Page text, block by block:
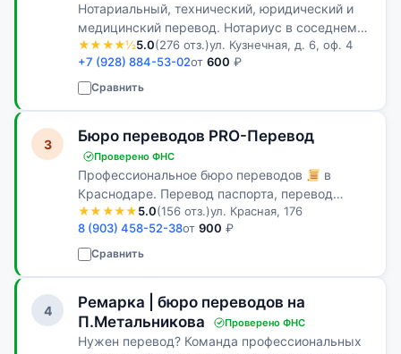
Нотариальный, технический, юридический и
медицинский перевод. Нотариус в соседнем
офисе. Апостиль. 10–20 минут на стандартный
документ.
★★★★½5.0(276 отз.)ул. Кузнечная, д. 6, оф. 4
+7 (928) 884-53-02от 600 ₽
Сравнить
3 Бюро переводов PRO-Перевод
Проверено ФНС
Профессиональное бюро переводов
в
Краснодаре. Перевод паспорта, перевод
аттестата, перевод технической
документации, перевод юридической
документации
★★★★★5.0(156 отз.)ул. Красная, 176
8 (903) 458-52-38от 900 ₽
Сравнить
4
Ремарка | бюро переводов на
П.Метальникова
Проверено ФНС
Нужен перевод? Команда профессиональных